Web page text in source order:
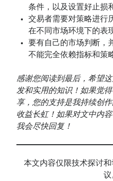
条件，以及设置好止损
交易者需要对策略进行
在不同市场环境下的表
要有自己的市场判断，
不能完全依赖指标和策
感谢您阅读到最后，希望
发和实用的知识！如果觉
享，您的支持是我持续创
收益长虹！如果对文中内
我会尽快回复！
本文内容仅限技术探讨
议